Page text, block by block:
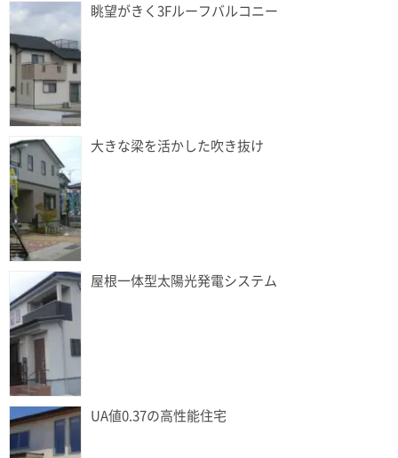
眺望がきく3Fルーフバルコニー
大きな梁を活かした吹き抜け
屋根一体型太陽光発電システム
UA値0.37の高性能住宅